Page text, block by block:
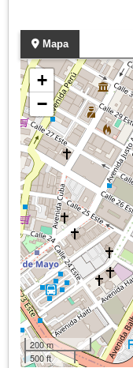
Mapa
+
−
200 m
500 ft